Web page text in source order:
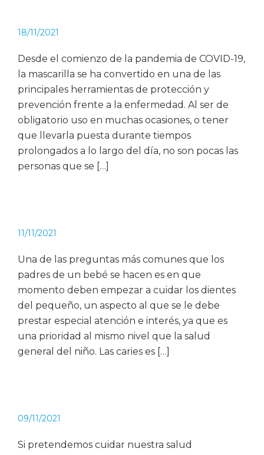
18/11/2021
Desde el comienzo de la pandemia de COVID-19,
la mascarilla se ha convertido en una de las
principales herramientas de protección y
prevención frente a la enfermedad. Al ser de
obligatorio uso en muchas ocasiones, o tener
que llevarla puesta durante tiempos
prolongados a lo largo del día, no son pocas las
personas que se […]
11/11/2021
Una de las preguntas más comunes que los
padres de un bebé se hacen es en que
momento deben empezar a cuidar los dientes
del pequeño, un aspecto al que se le debe
prestar especial atención e interés, ya que es
una prioridad al mismo nivel que la salud
general del niño. Las caries es […]
09/11/2021
Si pretendemos cuidar nuestra salud